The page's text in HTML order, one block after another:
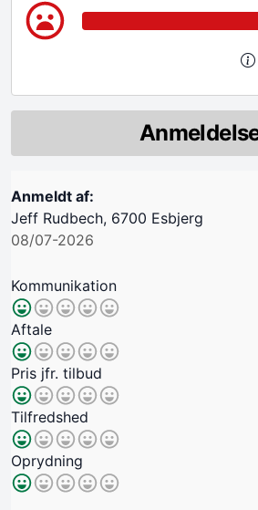
Anmeldt af:
Jeff Rudbech, 6700 Esbjerg
08/07-2026
Kommunikation
Aftale
Pris jfr. tilbud
Tilfredshed
Oprydning